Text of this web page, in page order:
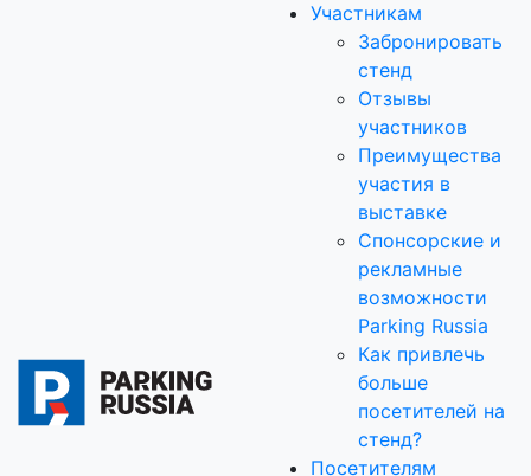
Участникам
Забронировать
стенд
Отзывы
участников
Преимущества
участия в
выставке
Спонсорские и
рекламные
возможности
Parking Russia
Как привлечь
больше
посетителей на
стенд?
Посетителям